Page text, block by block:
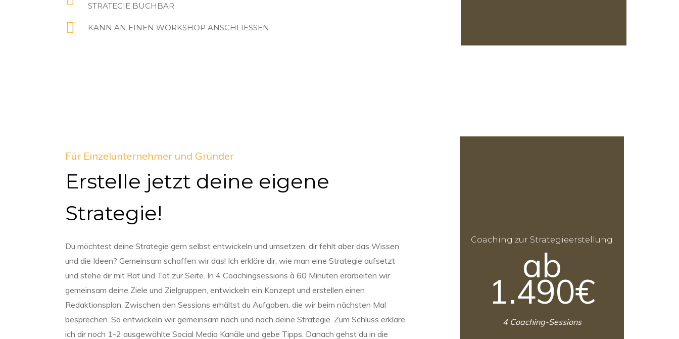
STRATEGIE BUCHBAR
KANN AN EINEN WORKSHOP ANSCHLIESSEN
Für Einzelunternehmer und Gründer
Erstelle jetzt deine eigene
Strategie!
Du möchtest deine Strategie gern selbst entwickeln und umsetzen, dir fehlt aber das Wissen
und die Ideen? Gemeinsam schaffen wir das! Ich erkläre dir, wie man eine Strategie aufsetzt
und stehe dir mit Rat und Tat zur Seite. In 4 Coachingsessions à 60 Minuten erarbeiten wir
gemeinsam deine Ziele und Zielgruppen, entwickeln ein Konzept und erstellen einen
Redaktionsplan. Zwischen den Sessions erhältst du Aufgaben, die wir beim nächsten Mal
besprechen. So entwickeln wir gemeinsam nach und nach deine Strategie. Zum Schluss erkläre
ich dir noch 1-2 ausgewählte Social Media Kanäle und gebe Tipps. Danach gehst du in die
Coaching zur Strategieerstellung
ab
1.490€
4 Coaching-Sessions